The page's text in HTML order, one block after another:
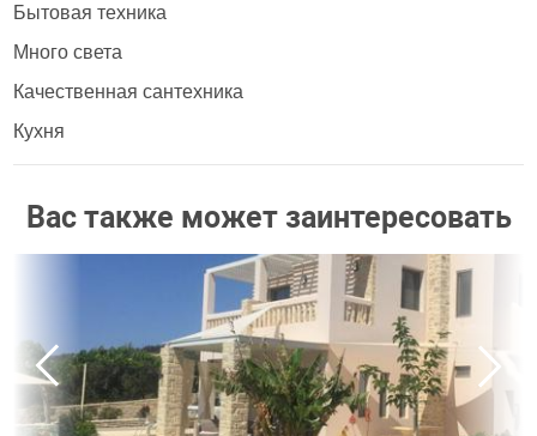
Бытовая техника
Много света
Качественная сантехника
Кухня
Вас также может заинтересовать